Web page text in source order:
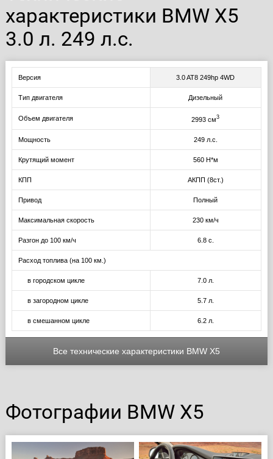
характеристики BMW X5
3.0 л. 249 л.с.
Версия 3.0 AT8 249hp 4WD
Тип двигателя Дизельный
Объем двигателя 2993 см3
Мощность 249 л.с.
Крутящий момент 560 Н*м
КПП АКПП (8ст.)
Привод Полный
Максимальная скорость 230 км/ч
Разгон до 100 км/ч 6.8 с.
Расход топлива (на 100 км.)
в городском цикле 7.0 л.
в загородном цикле 5.7 л.
в смешанном цикле 6.2 л.
Все технические характеристики BMW X5
Фотографии BMW X5